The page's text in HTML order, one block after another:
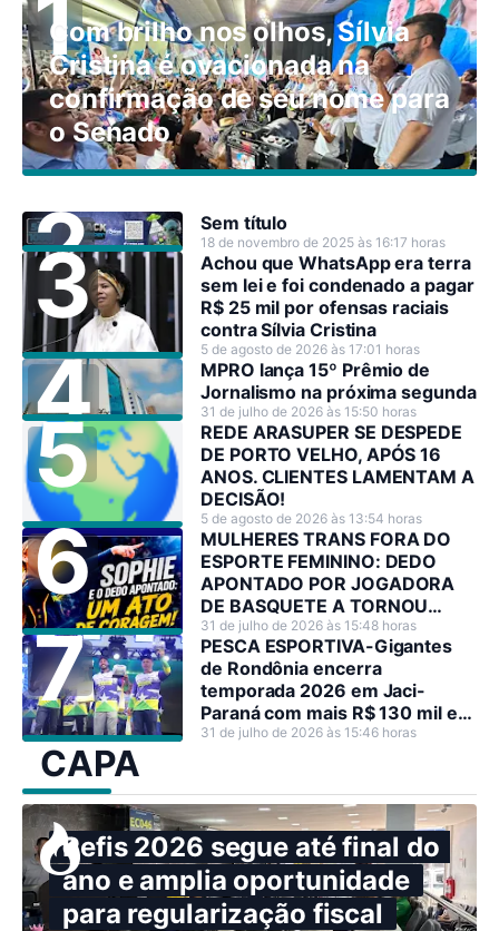
Com brilho nos olhos, Sílvia
Cristina é ovacionada na
confirmação de seu nome para
o Senado
Sem título
18 de novembro de 2025 às 16:17 horas
Achou que WhatsApp era terra
sem lei e foi condenado a pagar
R$ 25 mil por ofensas raciais
contra Sílvia Cristina
5 de agosto de 2026 às 17:01 horas
MPRO lança 15º Prêmio de
Jornalismo na próxima segunda
31 de julho de 2026 às 15:50 horas
REDE ARASUPER SE DESPEDE
DE PORTO VELHO, APÓS 16
ANOS. CLIENTES LAMENTAM A
DECISÃO!
5 de agosto de 2026 às 13:54 horas
MULHERES TRANS FORA DO
ESPORTE FEMININO: DEDO
APONTADO POR JOGADORA
DE BASQUETE A TORNOU
HEROÍNA NO SEU PAÍS
31 de julho de 2026 às 15:48 horas
PESCA ESPORTIVA-Gigantes
de Rondônia encerra
temporada 2026 em Jaci-
Paraná com mais R$ 130 mil em
premiações
31 de julho de 2026 às 15:46 horas
CAPA
Refis 2026 segue até final do
ano e amplia oportunidade
para regularização fiscal